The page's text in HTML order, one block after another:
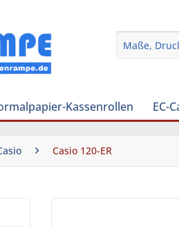
Kassenrollen EC-
Casio 120-ER